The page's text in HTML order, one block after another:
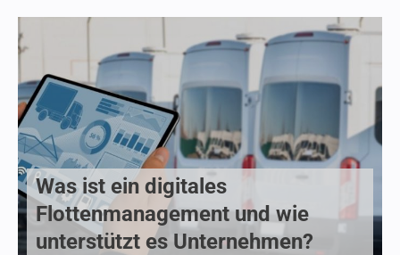
Was ist ein digitales
Flottenmanagement und wie
unterstützt es Unternehmen?